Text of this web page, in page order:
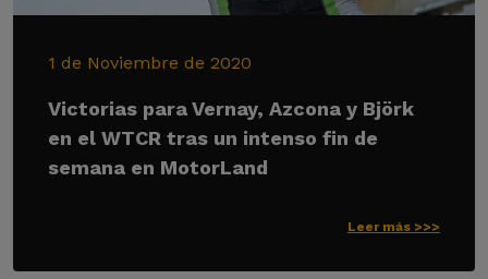
1 de Noviembre de 2020
Victorias para Vernay, Azcona y Björk
en el WTCR tras un intenso fin de
semana en MotorLand
Leer más >>>